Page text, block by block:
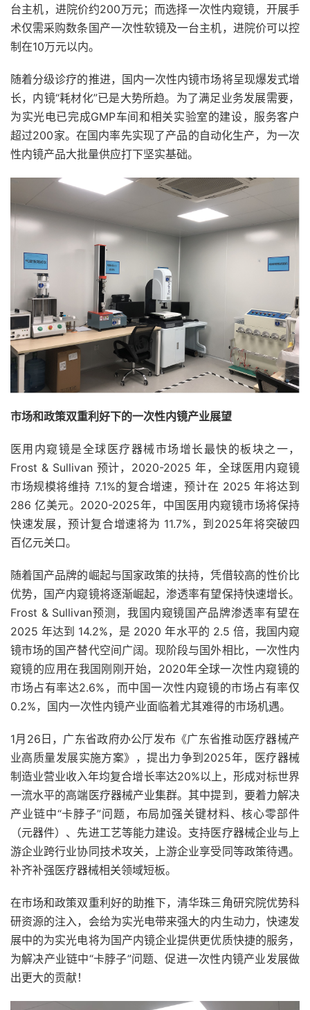
台主机，进院价约200万元；而选择一次性内窥镜，开展手
术仅需采购数条国产一次性软镜及一台主机，进院价可以控
制在10万元以内。
随着分级诊疗的推进，国内一次性内镜市场将呈现爆发式增
长，内镜“耗材化”已是大势所趋。为了满足业务发展需要，
为实光电已完成GMP车间和相关实验室的建设，服务客户
超过200家。在国内率先实现了产品的自动化生产，为一次
性内镜产品大批量供应打下坚实基础。
市场和政策双重利好下的一次性内镜产业展望
医用内窥镜是全球医疗器械市场增长最快的板块之一，
Frost & Sullivan 预计，2020-2025 年，全球医用内窥镜
市场规模将维持 7.1%的复合增速，预计在 2025 年将达到
286 亿美元。2020-2025年，中国医用内窥镜市场将保持
快速发展，预计复合增速将为 11.7%，到2025年将突破四
百亿元关口。
随着国产品牌的崛起与国家政策的扶持，凭借较高的性价比
优势，国产内窥镜将逐渐崛起，渗透率有望保持快速增长。
Frost & Sullivan预测，我国内窥镜国产品牌渗透率有望在
2025 年达到 14.2%，是 2020 年水平的 2.5 倍，我国内窥
镜市场的国产替代空间广阔。现阶段与国外相比，一次性内
窥镜的应用在我国刚刚开始，2020年全球一次性内窥镜的
市场占有率达2.6%，而中国一次性内窥镜的市场占有率仅
0.2%，国内一次性内镜产业面临着尤其难得的市场机遇。
1月26日，广东省政府办公厅发布《广东省推动医疗器械产
业高质量发展实施方案》，提出力争到2025年，医疗器械
制造业营业收入年均复合增长率达20%以上，形成对标世界
一流水平的高端医疗器械产业集群。其中提到，要着力解决
产业链中“卡脖子”问题，布局加强关键材料、核心零部件
（元器件）、先进工艺等能力建设。支持医疗器械企业与上
游企业跨行业协同技术攻关，上游企业享受同等政策待遇。
补齐补强医疗器械相关领域短板。
在市场和政策双重利好的助推下，清华珠三角研究院优势科
研资源的注入，会给为实光电带来强大的内生动力，快速发
展中的为实光电将为国产内镜企业提供更优质快捷的服务，
为解决产业链中“卡脖子”问题、促进一次性内镜产业发展做
出更大的贡献！